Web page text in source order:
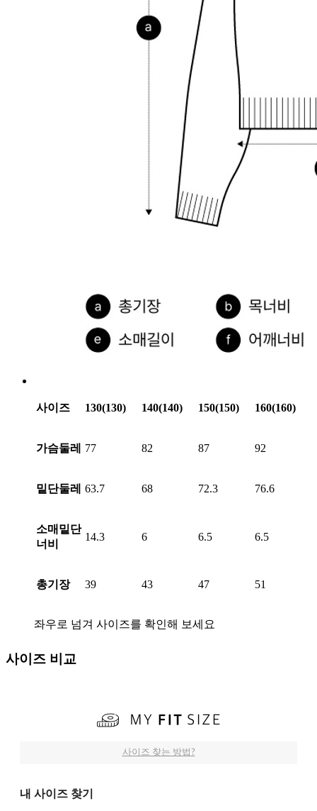
사이즈 130(130) 140(140) 150(150) 160(160)
가슴둘레 77 82 87 92
밑단둘레 63.7 68 72.3 76.6
소매밑단
너비
14.3 6 6.5 6.5
총기장 39 43 47 51
좌우로 넘겨 사이즈를 확인해 보세요
사이즈 비교